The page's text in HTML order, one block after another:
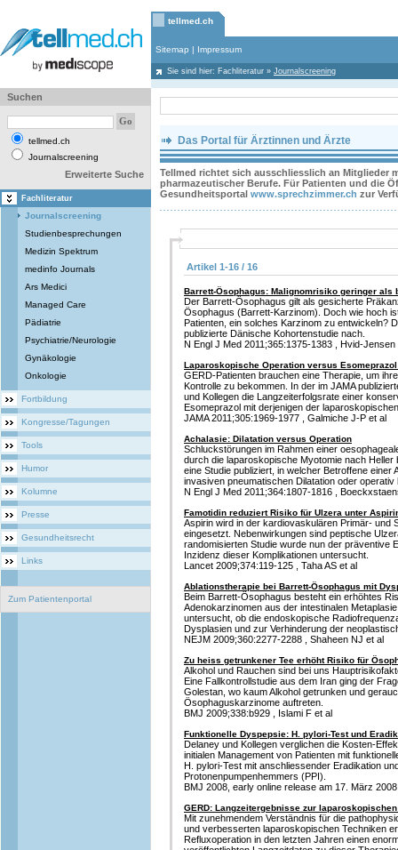
tellmed.ch
Sitemap | Impressum
Sie sind hier: Fachliteratur » Journalscreening
Suchen
tellmed.ch
Journalscreening
Erweiterte Suche
Fachliteratur
Journalscreening
Studienbesprechungen
Medizin Spektrum
medinfo Journals
Ars Medici
Managed Care
Pädiatrie
Psychiatrie/Neurologie
Gynäkologie
Onkologie
Fortbildung
Kongresse/Tagungen
Tools
Humor
Kolumne
Presse
Gesundheitsrecht
Links
Zum Patientenportal
Das Portal für Ärztinnen und Ärzte
Tellmed richtet sich ausschliesslich an Mitglieder
pharmazeutischer Berufe. Für Patienten und die
Gesundheitsportal www.sprechzimmer.ch zur
Artikel 1-16 / 16
Barrett-Ösophagus: Malignomrisiko geringer als
Der Barrett-Ösophagus gilt als gesicherte
Ösophagus (Barrett-Karzinom). Doch wie hoch
Patienten, ein solches Karzinom zu entwickeln?
publizierte Dänische Kohortenstudie nach.
N Engl J Med 2011;365:1375-1383 , Hvid-Jensen
Laparoskopische Operation versus Esomeprazol
GERD-Patienten brauchen eine Therapie, um
Kontrolle zu bekommen. In der im JAMA
und Kollegen die Langzeiterfolgsrate einer
Esomeprazol mit derjenigen der
JAMA 2011;305:1969-1977 , Galmiche J-P et al
Achalasie: Dilatation versus Operation
Schluckstörungen im Rahmen einer
durch die laparoskopische Myotomie nach Heller
eine Studie publiziert, in welcher Betroffene einer
invasiven pneumatischen Dilatation oder operativ
N Engl J Med 2011;364:1807-1816 ,
Famotidin reduziert Risiko für Ulzera unter
Aspirin wird in der kardiovaskulären Primär- und
eingesetzt. Nebenwirkungen sind peptische
randomisierten Studie wurde nun der präventive
Inzidenz dieser Komplikationen untersucht.
Lancet 2009;374:119-125 , Taha AS et al
Ablationstherapie bei Barrett-Ösophagus mit
Beim Barrett-Ösophagus besteht ein erhöhtes
Adenokarzinomen aus der intestinalen
untersucht, ob die endoskopische
Dysplasien und zur Verhinderung der
NEJM 2009;360:2277-2288 , Shaheen NJ et al
Zu heiss getrunkener Tee erhöht Risiko für
Alkohol und Rauchen sind bei uns
Eine Fallkontrollstudie aus dem Iran ging der
Golestan, wo kaum Alkohol getrunken und
Ösophaguskarzinome auftreten.
BMJ 2009;338:b929 , Islami F et al
Funktionelle Dyspepsie: H. pylori-Test und
Delaney und Kollegen verglichen die Kosten-
initialen Management von Patienten mit
H. pylori-Test mit anschliessender Eradikation
Protonenpumpenhemmers (PPI).
BMJ 2008, early online release am 17. März
GERD: Langzeitergebnisse zur
Mit zunehmendem Verständnis für die
und verbesserten laparoskopischen Techniken
Refluxoperation in den letzten Jahren einen